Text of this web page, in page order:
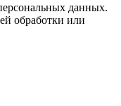
данных.
обработки или